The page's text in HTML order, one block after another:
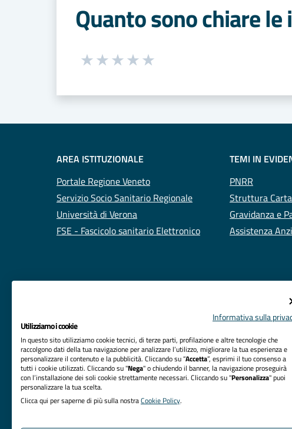
Quanto sono chiare
Seleziona una valutazione da 1 a 5 stelle
AREA ISTITUZIONALE
Portale Regione Veneto
Servizio Socio Sanitario Regionale
Università di Verona
FSE - Fascicolo sanitario Elettronico
TEMI IN
PNRR
Struttura
Gravidanza e
Assistenza
RIFERIMENTI
Azienda Ospedaliera Universitaria Integrata Verona
Informativa sulla
Utilizziamo i cookie
In questo sito utilizziamo cookie tecnici, di terze parti, profilazione e altre tecnologie che
raccolgono dati della tua navigazione per analizzare l’utilizzo, migliorare la tua esperienza e
personalizzare il contenuto e la pubblicità. Cliccando su “Accetta”, esprimi il tuo consenso a
tutti i cookie utilizzati. Cliccando su "Nega" o chiudendo il banner, la navigazione proseguirà
con l’installazione dei soli cookie strettamente necessari. Cliccando su "Personalizza" puoi
personalizzare la tua scelta.
Clicca qui per saperne di più sulla nostraCookie Policy.